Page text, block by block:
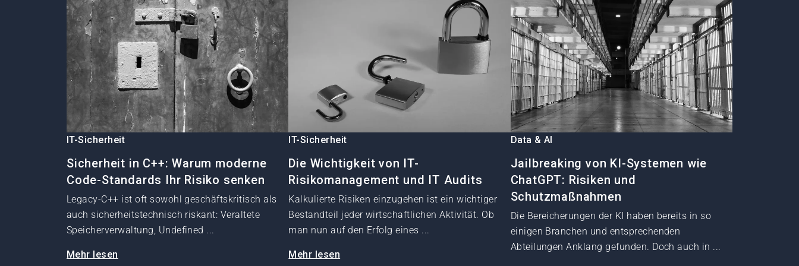
IT-Sicherheit
Sicherheit in C++: Warum moderne
Code-Standards Ihr Risiko senken
Legacy-C++ ist oft sowohl geschäftskritisch als
auch sicherheitstechnisch riskant: Veraltete
Speicherverwaltung, Undefined ...
Mehr lesen
IT-Sicherheit
Die Wichtigkeit von IT-
Risikomanagement und IT Audits
Kalkulierte Risiken einzugehen ist ein wichtiger
Bestandteil jeder wirtschaftlichen Aktivität. Ob
man nun auf den Erfolg eines ...
Mehr lesen
Data & AI
Jailbreaking von KI-Systemen wie
ChatGPT: Risiken und
Schutzmaßnahmen
Die Bereicherungen der KI haben bereits in so
einigen Branchen und entsprechenden
Abteilungen Anklang gefunden. Doch auch in ...